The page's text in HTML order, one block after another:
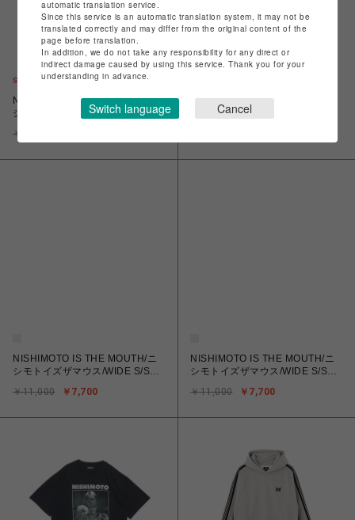
NISHIMOTO IS THE MOUTH/ニ
シモトイズザマウス/WIDE S/S
￥11,000
NISHIMOTO IS THE MOUTH/ニ
シモトイズザマウス/WIDE S/S
NISHIMOTO IS THE MOUTH/ニ
シモトイズザマウス/WIDE S/S
￥7,700
￥11,000
NISHIMOTO IS THE MOUTH/ニ
シモトイズザマウス/WIDE S/S
￥7,700
￥11,000
automatic translation service.
Since this service is an automatic translation system, it may not be
translated correctly and may differ from the original content of the
page before translation.
In addition, we do not take any responsibility for any direct or
indirect damage caused by using this service. Thank you for your
understanding in advance.
Switch language Cancel